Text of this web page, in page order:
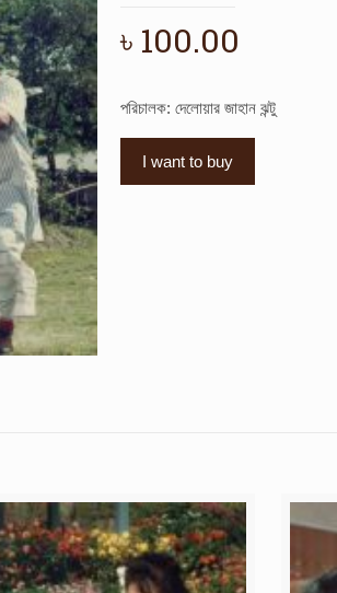
৳ 100.00
পরিচালক: দেলোয়ার জাহান ঝন্টু
I want to buy